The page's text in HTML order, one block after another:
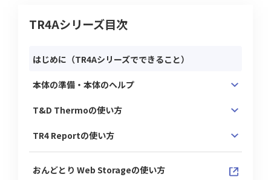
TR4Aシリーズ目次
はじめに（TR4Aシリーズでできること）
本体の準備・本体のヘルプ
T&D Thermoの使い方
TR4 Reportの使い方
おんどとり Web Storageの使い方